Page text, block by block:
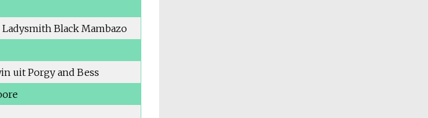
Ladysmith Black Mambazo
uit Porgy and Bess